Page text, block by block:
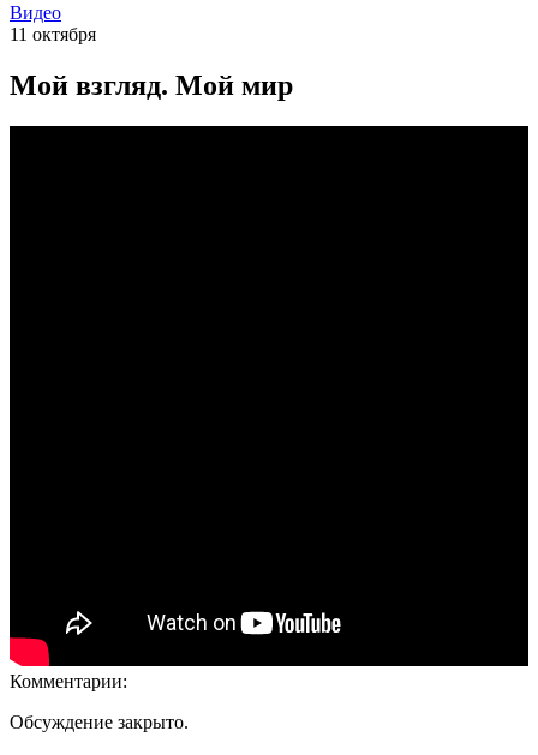
Видео
11 октября
Мой взгляд. Мой мир
Комментарии:
Обсуждение закрыто.